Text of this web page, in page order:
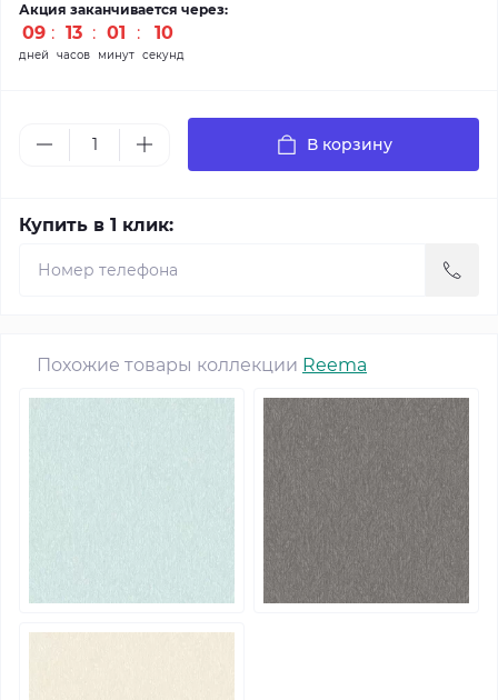
Акция заканчивается через:
09
дней
: 13
часов
: 01
минут
: 09
секунд
В корзину
Купить в 1 клик:
Похожие товары коллекции Reema